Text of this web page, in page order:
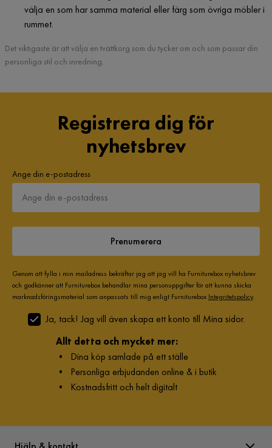
välja en som har samma material eller färg som övriga möbler i
rummet.
Det viktigaste är att välja en tvättkorg som du tycker om och som passar din
personliga stil och inredning.
Registrera dig för
nyhetsbrev
Ange din e-postadress
Prenumerera
Genom att fylla i min mailadress bekräftar jag att jag vill ha Furniturebox nyhetsbrev
och godkänner att Furniturebox behandlar mina personuppgifter för att kunna skicka
marknadsföringsmaterial som anpassats till mig enligt Furniturebox Integritetspolicy.
Ja, tack! Jag vill även skapa ett konto till Mina sidor.
Allt detta och mycket mer:
• Dina köp samlade på ett ställe
• Personliga erbjudanden online & i butik
• Kostnadsfritt och helt digitalt